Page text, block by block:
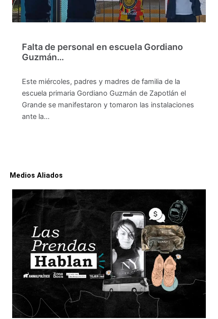
Falta de personal en escuela Gordiano
Guzmán…
Este miércoles, padres y madres de familia de la
escuela primaria Gordiano Guzmán de Zapotlán el
Grande se manifestaron y tomaron las instalaciones
ante la…
Medios Aliados